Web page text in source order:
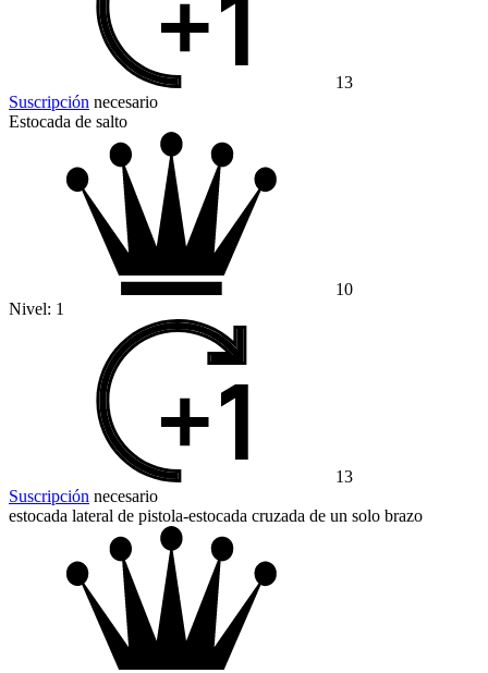
13
Suscripción necesario
Estocada de salto
10
Nivel: 1
13
Suscripción necesario
estocada lateral de pistola-estocada cruzada de un solo brazo